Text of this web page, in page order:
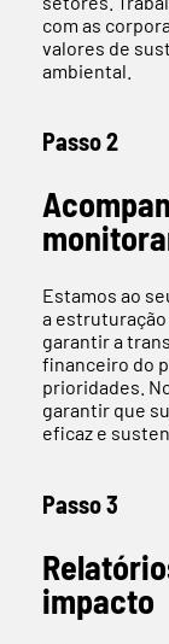
com as
valores de
ambiental.
Passo 2
Estamos ao
a estruturação
garantir a
financeiro do
prioridades.
garantir que
eficaz e
Passo 3
impacto